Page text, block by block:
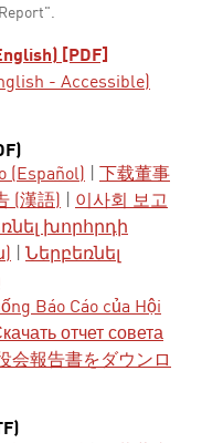
[PDF]
- Accessible)
(Español)
下载董事
(漢語)
이사회 보고
խորհրդի
Ներբեռնել
Báo Cáo của Hội
отчет совета
会報告書をダウンロ